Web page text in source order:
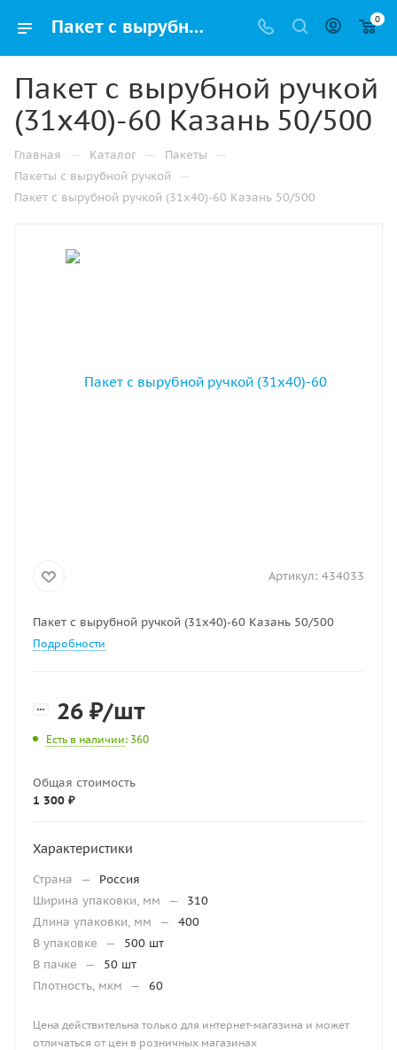
Пакет с вырубной ручкой (31х40)-60 Казань 50/500 купить в Уфе с доставкой оптом и в розницу 0
Пакет с вырубной ручкой
(31х40)-60 Казань 50/500
Главная — Каталог — Пакеты —
Пакеты с вырубной ручкой —
Пакет с вырубной ручкой (31х40)-60 Казань 50/500
Артикул: 434033
Пакет с вырубной ручкой (31х40)-60 Казань 50/500
Подробности
26 ₽/шт
Есть в наличии: 360
Общая стоимость
1 300 ₽
Характеристики
Страна —
Россия
Ширина упаковки, мм
—
310
Длина упаковки, мм
—
400
В упаковке
—
500 шт
В пачке
—
50 шт
Плотность, мкм
— 60
Цена действительна только для интернет-магазина и может
отличаться от цен в розничных магазинах